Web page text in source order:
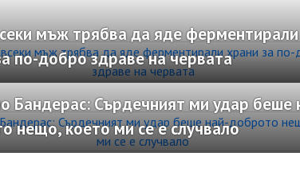
мъж трябва да яде ферментирали
по-добро здраве на червата
Бандерас: Сърдечният ми удар беше
нещо, което ми се е случвало